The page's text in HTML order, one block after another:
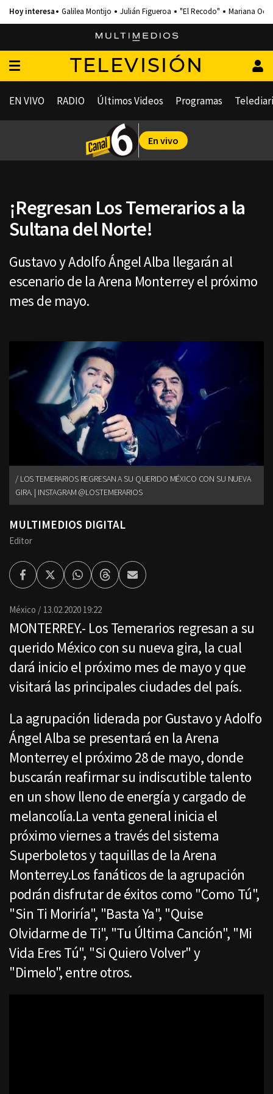
Galilea Montijo Julián Figueroa "El Recodo" Mariana
TELEVISIÓN
EN VIVO RADIO Últimos Videos Programas
En vivo
¡Regresan Los Temerarios a la
Sultana del Norte!
Gustavo y Adolfo Ángel Alba llegarán al
escenario de la Arena Monterrey el próximo
mes de mayo.
LOS TEMERARIOS REGRESAN A SU QUERIDO MÉXICO CON SU NUEVA
GIRA. | INSTAGRAM @LOSTEMERARIOS
MULTIMEDIOS DIGITAL
Editor
FacebookTwitterWhatsappThreadsEnviar
por
México 13.02.2020 19:22
MONTERREY.- Los Temerarios regresan a su
querido México con su nueva gira, la cual
dará inicio el próximo mes de mayo y que
visitará las principales ciudades del país.
La agrupación liderada por Gustavo y Adolfo
Ángel Alba se presentará en la Arena
Monterrey el próximo 28 de mayo, donde
buscarán reafirmar su indiscutible talento
en un show lleno de energía y cargado de
melancolía.La venta general inicia el
próximo viernes a través del sistema
Superboletos y taquillas de la Arena
Monterrey.Los fanáticos de la agrupación
podrán disfrutar de éxitos como "Como Tú",
"Sin Ti Moriría", "Basta Ya", "Quise
Olvidarme de Ti", "Tu Última Canción", "Mi
Vida Eres Tú", "Si Quiero Volver" y
"Dimelo", entre otros.